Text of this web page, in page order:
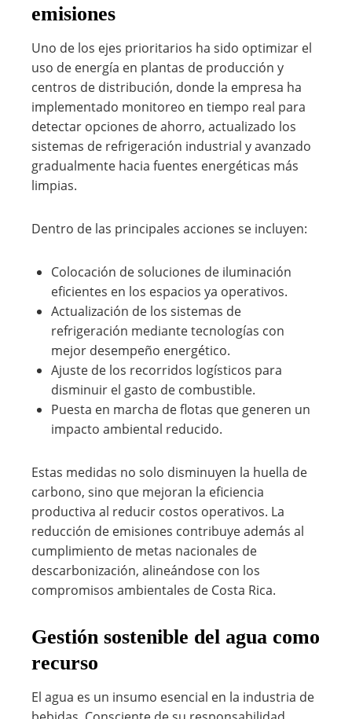
emisiones
Uno de los ejes prioritarios ha sido optimizar el
uso de energía en plantas de producción y
centros de distribución, donde la empresa ha
implementado monitoreo en tiempo real para
detectar opciones de ahorro, actualizado los
sistemas de refrigeración industrial y avanzado
gradualmente hacia fuentes energéticas más
limpias.
Dentro de las principales acciones se incluyen:
Colocación de soluciones de iluminación
eficientes en los espacios ya operativos.
Actualización de los sistemas de
refrigeración mediante tecnologías con
mejor desempeño energético.
Ajuste de los recorridos logísticos para
disminuir el gasto de combustible.
Puesta en marcha de flotas que generen un
impacto ambiental reducido.
Estas medidas no solo disminuyen la huella de
carbono, sino que mejoran la eficiencia
productiva al reducir costos operativos. La
reducción de emisiones contribuye además al
cumplimiento de metas nacionales de
descarbonización, alineándose con los
compromisos ambientales de Costa Rica.
Gestión sostenible del agua como
recurso
El agua es un insumo esencial en la industria de